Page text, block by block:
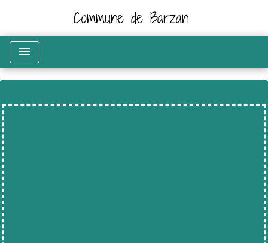
Commune de Barzan
menu